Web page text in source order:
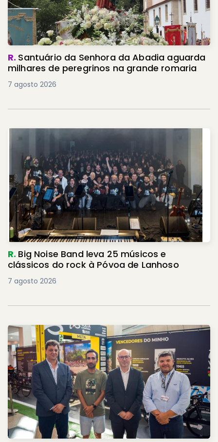
R. Santuário da Senhora da Abadia aguarda
milhares de peregrinos na grande romaria
7 agosto 2026
R. Big Noise Band leva 25 músicos e
clássicos do rock à Póvoa de Lanhoso
7 agosto 2026